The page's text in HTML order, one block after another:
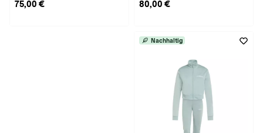
75,00 € 80,00 €
Nachhaltig